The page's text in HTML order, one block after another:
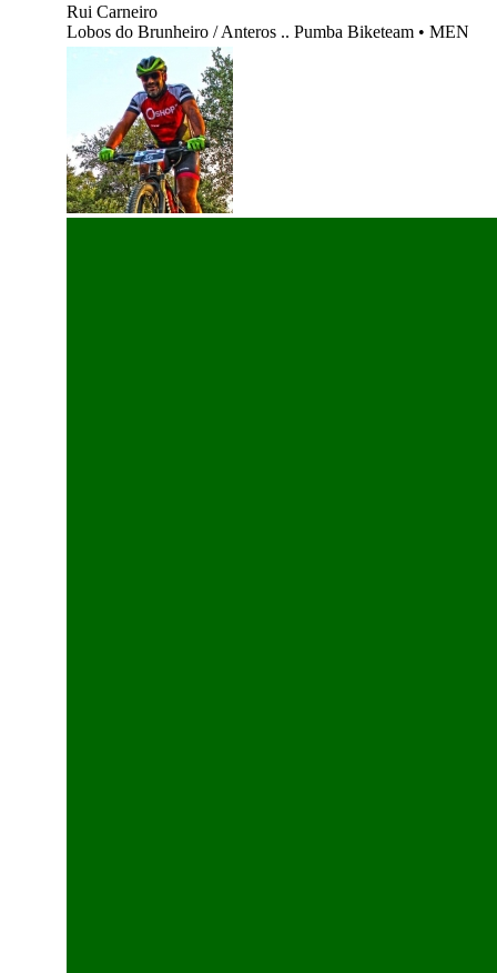
Rui Carneiro
Lobos do Brunheiro / Anteros .. Pumba Biketeam • MEN